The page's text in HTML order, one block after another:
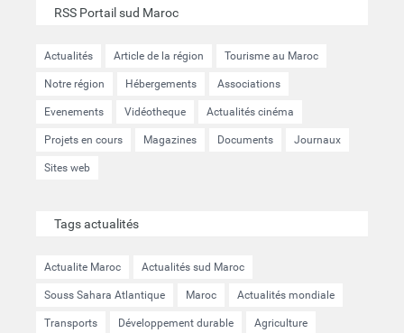
RSS Portail sud Maroc
Actualités Article de la région Tourisme au Maroc
Notre région Hébergements Associations
Evenements Vidéotheque Actualités cinéma
Projets en cours Magazines Documents Journaux
Sites web
Tags actualités
Actualite Maroc Actualités sud Maroc
Souss Sahara Atlantique Maroc Actualités mondiale
Transports Développement durable Agriculture